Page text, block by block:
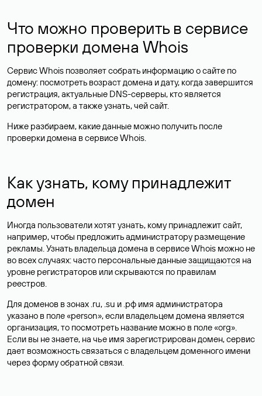
Что можно проверить в сервисе
проверки домена Whois
Сервис Whois позволяет собрать информацию о сайте по
домену: посмотреть возраст домена и дату, когда завершится
регистрация, актуальные DNS-серверы, кто является
регистратором, а также узнать, чей сайт.
Ниже разбираем, какие данные можно получить после
проверки домена в сервисе Whois.
Как узнать, кому принадлежит
домен
Иногда пользователи хотят узнать, кому принадлежит сайт,
например, чтобы предложить администратору размещение
рекламы. Узнать владельца домена в сервисе Whois можно не
во всех случаях: часто персональные данныезащищаются на
уровне регистраторов или скрываются по правилам
реестров.
Для доменов в зонах .ru, .su и .рф имя администратора
указано в поле «person», если владельцем домена является
организация, то посмотреть название можно в поле «org».
Если вы не знаете, на чье имя зарегистрирован домен, сервис
дает возможность связаться с владельцем доменного имени
через форму обратной связи.